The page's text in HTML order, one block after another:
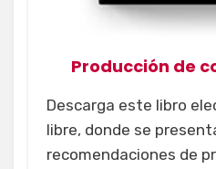
Producción de
Descarga este libro
libre, donde se
recomendaciones de